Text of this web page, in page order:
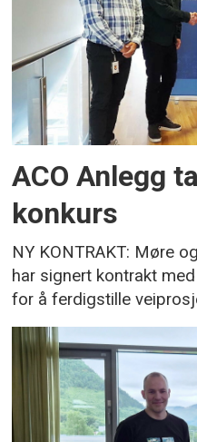
ACO Anlegg
konkurs
NY KONTRAKT: Møre
har signert kontrakt
for å ferdigstille